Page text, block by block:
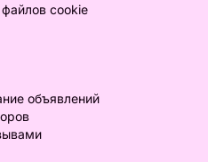
cookie
объявлений